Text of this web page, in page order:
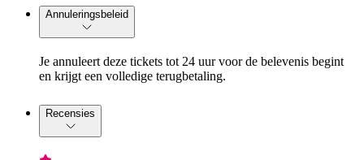
Annuleringsbeleid
Je annuleert deze tickets tot 24 uur voor de belevenis begint
en krijgt een volledige terugbetaling.
Recensies